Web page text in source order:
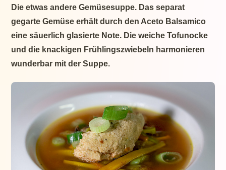
Die etwas andere Gemüsesuppe. Das separat
gegarte Gemüse erhält durch den Aceto Balsamico
eine säuerlich glasierte Note. Die weiche Tofunocke
und die knackigen Frühlingszwiebeln harmonieren
wunderbar mit der Suppe.